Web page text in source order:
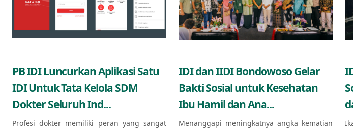
PB IDI Luncurkan Aplikasi Satu
IDI Untuk Tata Kelola SDM
Dokter Seluruh Ind...
Profesi dokter memiliki peran yang sangat
IDI dan IIDI Bondowoso Gelar
Bakti Sosial untuk Kesehatan
Ibu Hamil dan Ana...
Menanggapi meningkatnya angka kematian